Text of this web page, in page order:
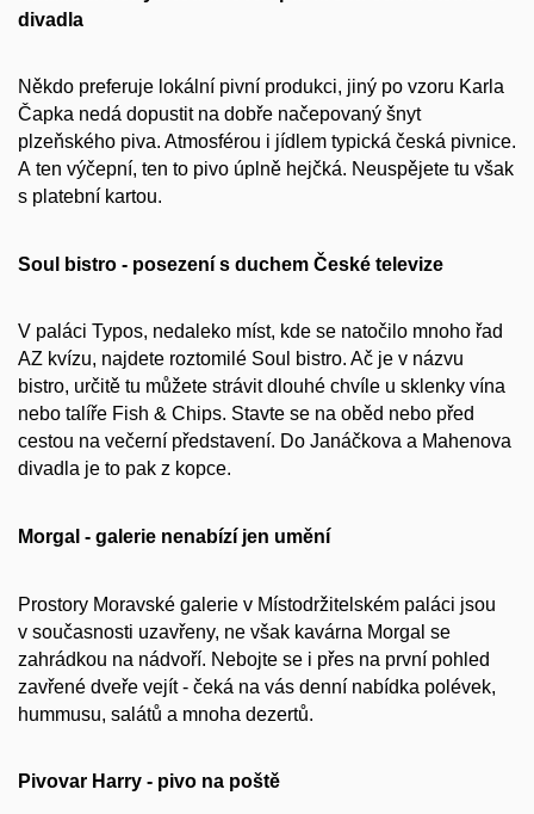
divadla
Někdo preferuje lokální pivní produkci, jiný po vzoru Karla
Čapka nedá dopustit na dobře načepovaný šnyt
plzeňského piva. Atmosférou i jídlem typická česká pivnice.
A ten výčepní, ten to pivo úplně hejčká. Neuspějete tu však
s platební kartou.
Soul bistro - posezení s duchem České televize
V paláci Typos, nedaleko míst, kde se natočilo mnoho řad
AZ kvízu, najdete roztomilé Soul bistro. Ač je v názvu
bistro, určitě tu můžete strávit dlouhé chvíle u sklenky vína
nebo talíře Fish & Chips. Stavte se na oběd nebo před
cestou na večerní představení. Do Janáčkova a Mahenova
divadla je to pak z kopce.
Morgal - galerie nenabízí jen umění
Prostory Moravské galerie v Místodržitelském paláci jsou
v současnosti uzavřeny, ne však kavárna Morgal se
zahrádkou na nádvoří. Nebojte se i přes na první pohled
zavřené dveře vejít - čeká na vás denní nabídka polévek,
hummusu, salátů a mnoha dezertů.
Pivovar Harry - pivo na poště